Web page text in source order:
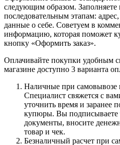
следующим образом.
последовательным этапам:
данные о себе. Советуем в
информацию, которая поможет
кнопку «Оформить заказ».
Оплачивайте покупки удобным
магазине доступно 3 варианта
Наличные при самовывозе
Специалист свяжется с
уточнить время и заранее
купюры. Вы подписываете
документы, вносите
товар и чек.
Безналичный расчет при